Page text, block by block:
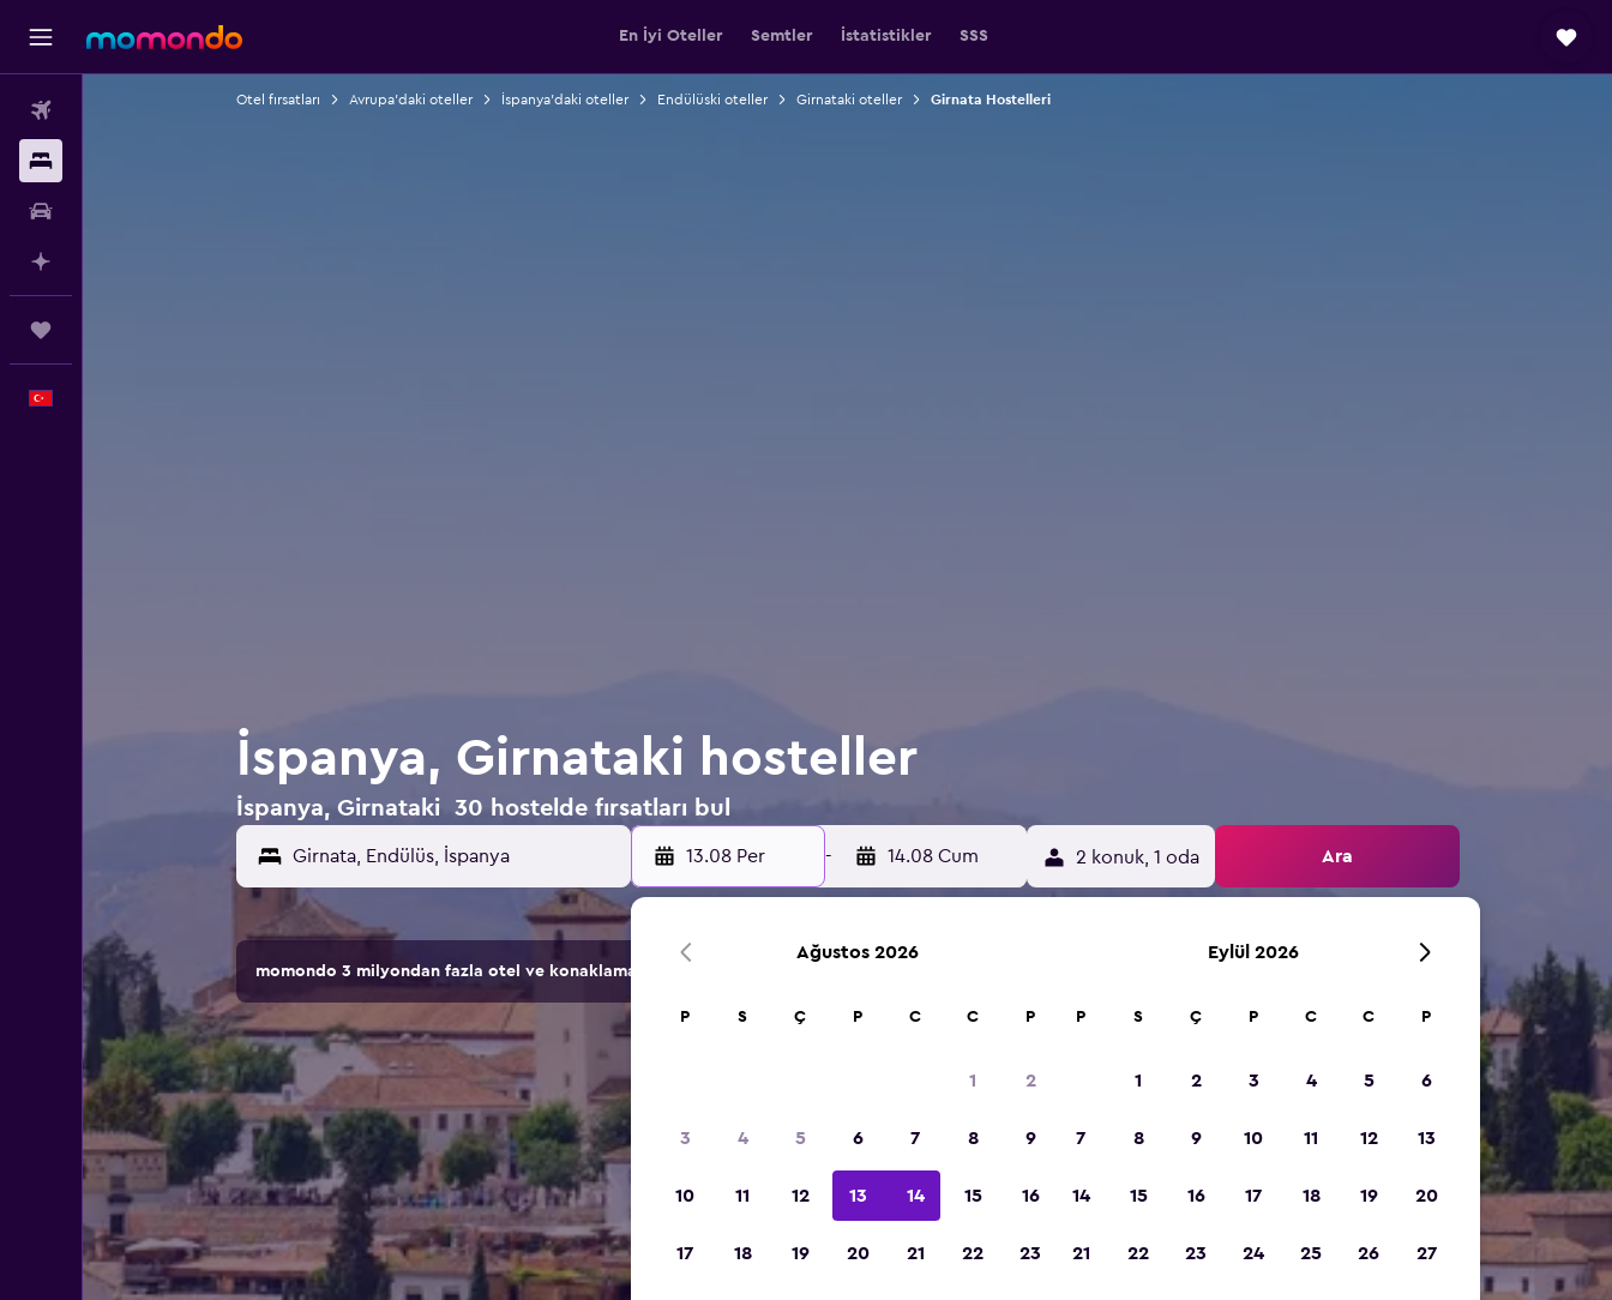
En İyi Oteller Semtler İstatistikler SSS
Otel fırsatları Avrupa'daki oteller İspanya'daki oteller Endülüski oteller Girnataki oteller Girnata Hostelleri
İspanya, Girnataki hosteller
İspanya, Girnataki 30 hostelde fırsatları bul
13.08 Per - 14.08 Cum 2 konuk, 1 oda Ara
momondo 3 milyondan fazla otel ve konaklama seçeneğini karşılaştırır.
Ağustos 2026
P S Ç P C C P
1 2
3 4 5 6 7 8 9
10 11 12 13 14 15 16
17 18 19 20 21 22 23
Eylül 2026
P S Ç P C C P
1 2 3 4 5 6
7 8 9 10 11 12 13
14 15 16 17 18 19 20
21 22 23 24 25 26 27